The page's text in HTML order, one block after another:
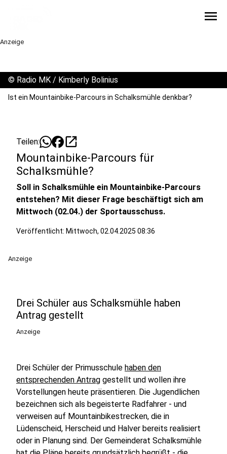
menu
Anzeige
© Radio MK / Kimberly Bolinius
Ist ein Mountainbike-Parcours in Schalksmühle denkbar?
Teilen: open_in_new
Mountainbike-Parcours für
Schalksmühle?
Soll in Schalksmühle ein Mountainbike-Parcours
entstehen? Mit dieser Frage beschäftigt sich am
Mittwoch (02.04.) der Sportausschuss.
Veröffentlicht: Mittwoch, 02.04.2025 08:36
Anzeige
Drei Schüler aus Schalksmühle haben
Antrag gestellt
Anzeige
Drei Schüler der Primusschule haben den
entsprechenden Antrag gestellt und wollen ihre
Vorstellungen heute präsentieren. Die Jugendlichen
bezeichnen sich als begeisterte Radfahrer - und
verweisen auf Mountainbikestrecken, die in
Lüdenscheid, Herscheid und Halver bereits realisiert
oder in Planung sind. Der Gemeinderat Schalksmühle